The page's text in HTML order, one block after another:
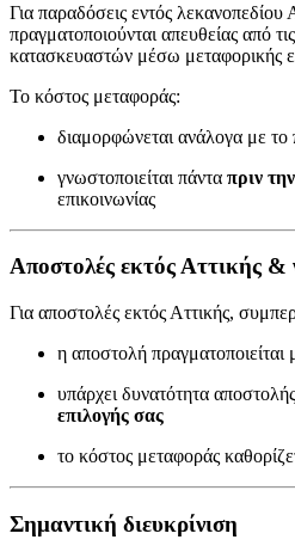
Για παραδόσεις εντός λεκανοπεδίου
πραγματοποιούνται απευθείας από
κατασκευαστών μέσω μεταφορικής
Το κόστος μεταφοράς:
διαμορφώνεται ανάλογα με το
γνωστοποιείται πάντα πριν
επικοινωνίας
Αποστολές εκτός Αττικής &
Για αποστολές εκτός Αττικής,
η αποστολή πραγματοποιείται
υπάρχει δυνατότητα
επιλογής σας
το κόστος μεταφοράς
Σημαντική διευκρίνιση